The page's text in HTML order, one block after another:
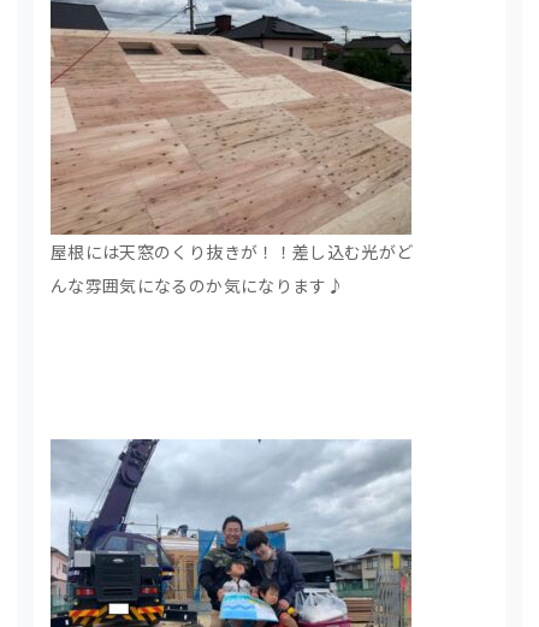
屋根には天窓のくり抜きが！！差し込む光がど
んな雰囲気になるのか気になります♪